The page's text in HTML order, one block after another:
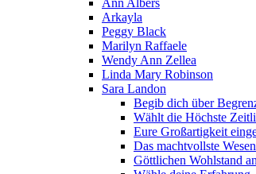
Arkayla
Peggy Black
Marilyn Raffaele
Wendy Ann Zellea
Linda Mary Robinson
Sara Landon
Begib dich über
Wählt die Höchste
Eure Großartigkeit
Das machtvollste
Göttlichen Wohlstand